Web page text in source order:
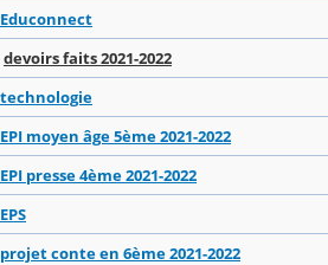
Educonnect
devoirs faits 2021-2022
technologie
EPI moyen âge 5ème 2021-2022
EPI presse 4ème 2021-2022
EPS
projet conte en 6ème 2021-2022